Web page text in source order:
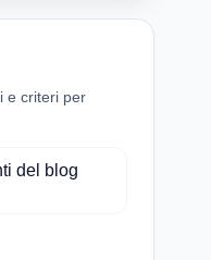
e criteri per
del blog